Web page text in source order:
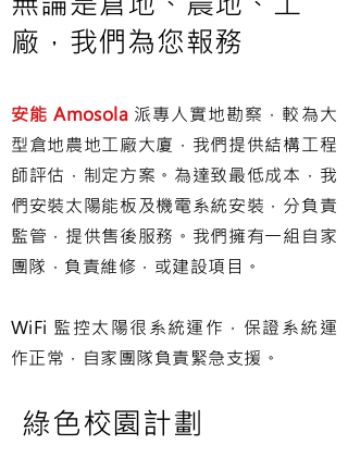
廠，我們為您報務
安能 Amosola 派專人實地勘察，較為大
型倉地農地工廠大廈 ，我們提供結構工程
師評估，制定方案。為達致最低成本，我
們安裝太陽能板及機電系統安裝，分負責
監管，提供售後服務。我們擁有一組自家
團隊，負責維修，或建設項目。
WiFi 監控太陽很系統運作，保證系統運
作正常，自家團隊負責緊急支援。
綠色校園計劃